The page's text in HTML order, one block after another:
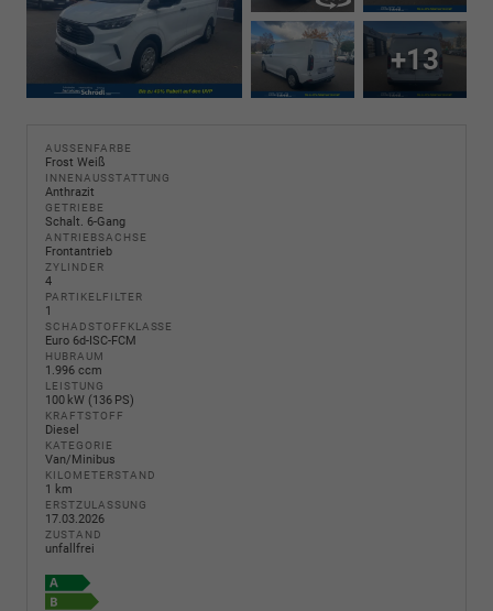
+13
AUSSENFARBE
Frost Weiß
INNENAUSSTATTUNG
Anthrazit
GETRIEBE
Schalt. 6-Gang
ANTRIEBSACHSE
Frontantrieb
ZYLINDER
4
PARTIKELFILTER
1
SCHADSTOFFKLASSE
Euro 6d-ISC-FCM
HUBRAUM
1.996 ccm
LEISTUNG
100 kW (136 PS)
KRAFTSTOFF
Diesel
KATEGORIE
Van/Minibus
KILOMETERSTAND
1 km
ERSTZULASSUNG
17.03.2026
ZUSTAND
unfallfrei